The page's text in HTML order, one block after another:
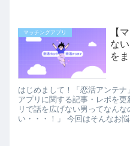
マッチングアプリ
【
な
を
はじめまして！「恋活アンテ
アプリに関する記事・レポを
リで話を広げない男ってなん
い・・・！」 今回はそんなお